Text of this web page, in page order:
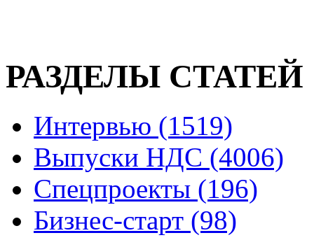
РАЗДЕЛЫ СТАТЕЙ
Интервью (1519)
Выпуски НДС (4006)
Спецпроекты (196)
Бизнес-старт (98)